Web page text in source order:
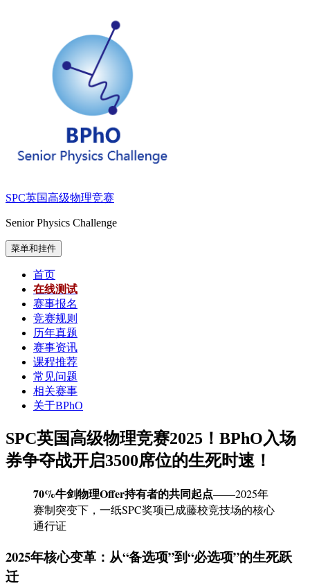
SPC英国高级物理竞赛
Senior Physics Challenge
菜单和挂件
首页
在线测试
赛事报名
竞赛规则
历年真题
赛事资讯
课程推荐
常见问题
相关赛事
关于BPhO
SPC英国高级物理竞赛2025！BPhO入场
券争夺战开启3500席位的生死时速！
70%牛剑物理Offer持有者的共同起点——2025年
赛制突变下，一纸SPC奖项已成藤校竞技场的核心
通行证
2025年核心变革：从“备选项”到“必选项”的生死跃
迁